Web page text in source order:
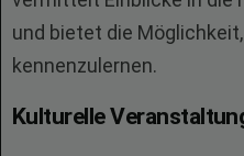
und bietet die
kennenzulernen.
Kulturelle